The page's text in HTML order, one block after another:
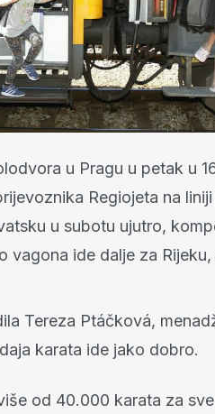
u Pragu u petak u
Regiojeta na liniji
u subotu ujutro,
vagona ide dalje za
Tereza Ptáčková,
karata ide jako dobro.
od 40.000 karata za